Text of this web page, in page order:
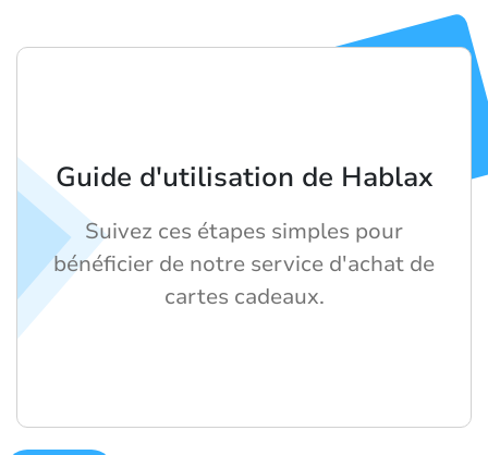
Guide d'utilisation de Hablax
Suivez ces étapes simples pour
bénéficier de notre service d'achat de
cartes cadeaux.